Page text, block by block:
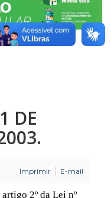
DE
Imprimir E-mail
2º da Lei nº